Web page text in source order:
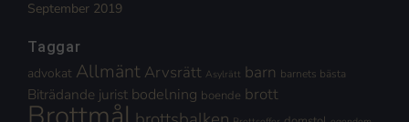
September 2019
Taggar
advokat Allmänt Arvsrätt Asylrätt barn barnets bästa
Biträdande jurist bodelning boende brott